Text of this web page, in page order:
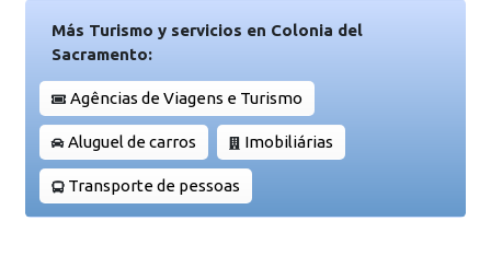
Más Turismo y servicios en Colonia del
Sacramento:
Agências de Viagens e Turismo
Aluguel de carros Imobiliárias
Transporte de pessoas